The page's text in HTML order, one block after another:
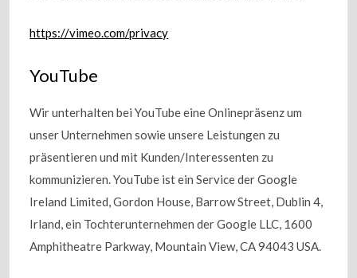
https://vimeo.com/privacy
YouTube
Wir unterhalten bei YouTube eine Onlinepräsenz um
unser Unternehmen sowie unsere Leistungen zu
präsentieren und mit Kunden/Interessenten zu
kommunizieren. YouTube ist ein Service der Google
Ireland Limited, Gordon House, Barrow Street, Dublin 4,
Irland, ein Tochterunternehmen der Google LLC, 1600
Amphitheatre Parkway, Mountain View, CA 94043 USA.